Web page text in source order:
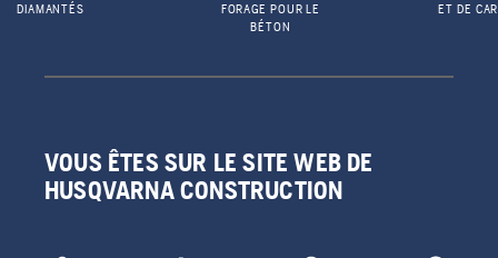
DIAMANTÉS
FORAGE POUR LE
BÉTON
ET DE
VOUS ÊTES SUR LE SITE WEB DE
HUSQVARNA CONSTRUCTION